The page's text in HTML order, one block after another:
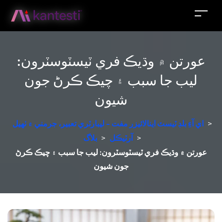
عورتن ۾ وڌيڪ فري ٽيسٽوسٽرون:
ليب جا سبب ۽ چيڪ ڪرڻ جون
شيون
اي آءِ بلڊ ٽيسٽ اينالائيزر مفت - ليبارٽري تعبير، جرمني ۾ ٺهيل >
بلاگ > آرٽيڪل >
عورتن ۾ وڌيڪ فري ٽيسٽوسٽرون: ليب جا سبب ۽ چيڪ ڪرڻ
جون شيون